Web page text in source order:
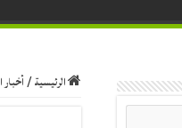
الرئيسية/